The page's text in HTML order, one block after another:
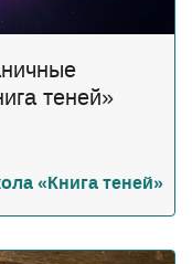
теней»
«Книга теней»